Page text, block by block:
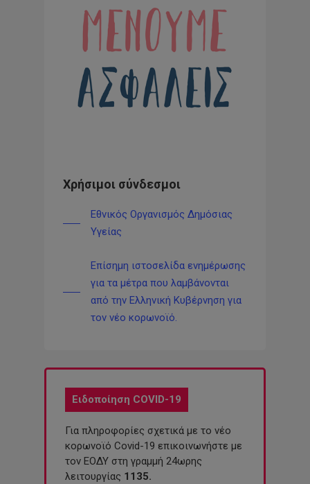
Χρήσιμοι σύνδεσμοι
Εθνικός Οργανισμός Δημόσιας
Υγείας
Επίσημη ιστοσελίδα ενημέρωσης
για τα μέτρα που λαμβάνονται
από την Ελληνική Κυβέρνηση για
τον νέο κορωνοϊό.
Ειδοποίηση COVID-19
Για πληροφορίες σχετικά με το νέο
κορωνοϊό Covid-19 επικοινωνήστε με
τον ΕΟΔΥ στη γραμμή 24ωρης
λειτουργίας 1135.